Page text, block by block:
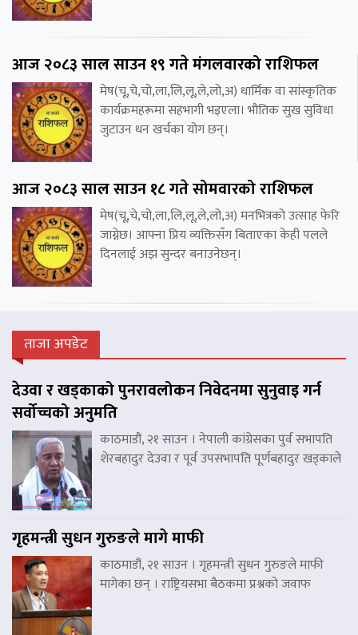
आज २०८३ साल साउन १९ गते मंगलवारको राशिफल
मेष(चू,चे,चो,ला,लि,लू,ले,लो,अ) धार्मिक वा सांस्कृतिक
कार्यक्रमहरूमा सहभागी भइएला। भौतिक सुख सुविधा
जुटाउन धन खर्चका योग छन्।
आज २०८३ साल साउन १८ गते सोमवारको राशिफल
मेष(चू,चे,चो,ला,लि,लू,ले,लो,अ) मनभित्रको उत्साह फेरि
जाग्नेछ। आफ्ना प्रिय व्यक्तिसँग बिताएका केही पलले
दिनलाई अझ सुन्दर बनाउनेछन्।
ताजा अपडेट
देउवा र खड्काको पुनरावलोकन निवेदनमा सुनुवाइ गर्न
सर्वोच्चको अनुमति
काठमाडौं, २१ साउन । नेपाली कांग्रेसका पुर्व सभापति
शेरबहादुर देउवा र पूर्व उपसभापति पूर्णबहादुर खड्काले
गृहमन्त्री सुधन गुरुङले मागे माफी
काठमाडौं, २१ साउन । गृहमन्त्री सुधन गुरुङले माफी
मागेका छन् । राष्ट्रियसभा बैठकमा प्रश्नको जवाफ